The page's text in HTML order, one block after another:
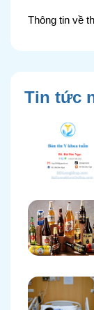
Thông tin về
Tin tức